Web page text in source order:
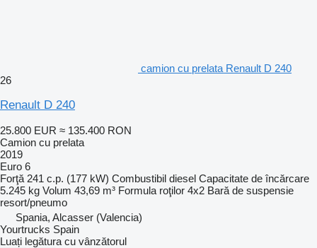
camion cu prelata Renault D 240
26
Renault D 240
25.800 EUR ≈ 135.400 RON
Camion cu prelata
2019
Euro 6
Forţă 241 c.p. (177 kW) Combustibil diesel Capacitate de încărcare
5.245 kg Volum 43,69 m³ Formula roţilor 4x2 Bară de suspensie
resort/pneumo
Spania, Alcasser (Valencia)
Yourtrucks Spain
Luați legătura cu vânzătorul